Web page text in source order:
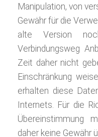
Manipulation, von
Gewähr für die
alte Version
Verbindungsweg
Zeit daher nicht
Einschränkung
erhalten diese
Internets. Für die
Übereinstimmung
daher keine Gewähr